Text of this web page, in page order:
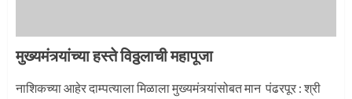
मुख्यमंत्र्यांच्या हस्ते विठ्ठलाची महापूजा
नाशिकच्या आहेर दाम्पत्याला मिळाला मुख्यमंत्र्यांसोबत मान पंढरपूर : श्री